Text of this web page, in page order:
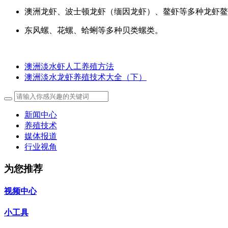
澳洲龙虾、波士顿龙虾（缅因龙虾）、鳌虾等多种龙虾
东风螺、花螺、蛤蜊等多种贝类螺类。
澳洲淡水虾人工养殖方法
澳洲淡水龙虾养殖技术大全（下）
新闻中心
养殖技术
媒体报道
行业视角
为您推荐
视频中心
小工具